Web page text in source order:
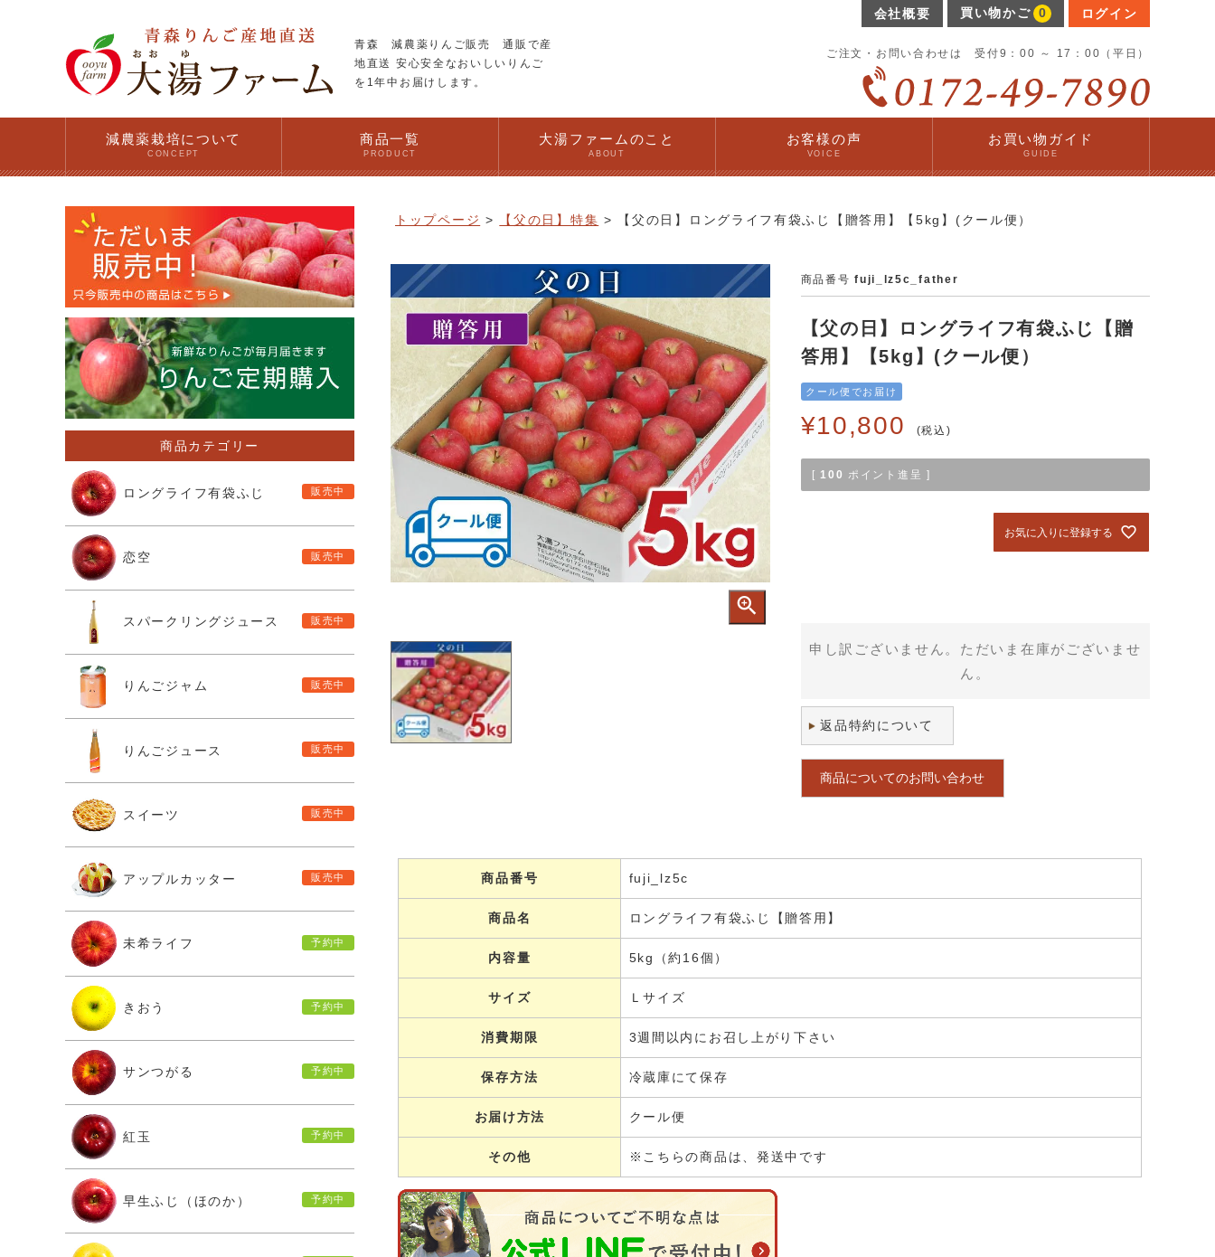
青森 減農薬りんご販売 通販で産
地直送 安心安全なおいしいりんご
を1年中お届けします。
会社概要 買い物かご 0 ログイン
ご注文・お問い合わせは 受付9：00 ～ 17：00（平日）
減農薬栽培について
CONCEPT
商品一覧
PRODUCT
大湯ファームのこと
ABOUT
お客様の声
VOICE
お買い物ガイド
GUIDE
トップページ 【父の日】特集 【父の日】ロングライフ有袋ふじ【贈答用】【5kg】(クール便）
商品番号 fuji_lz5c_father
【父の日】ロングライフ有袋ふじ【贈
答用】【5kg】(クール便）
クール便でお届け
¥10,800 税込
[ 100 ポイント進呈 ]
お気に入りに登録する
申し訳ございません。ただいま在庫がございませ
ん。
返品特約について
商品についてのお問い合わせ
商品番号 fuji_lz5c
商品名 ロングライフ有袋ふじ【贈答用】
内容量 5kg（約16個）
サイズ Ｌサイズ
消費期限 3週間以内にお召し上がり下さい
保存方法 冷蔵庫にて保存
お届け方法 クール便
その他 ※こちらの商品は、発送中です
商品カテゴリー
ロングライフ有袋ふじ
恋空
スパークリングジュース
りんごジャム
りんごジュース
スイーツ
アップルカッター
未希ライフ
きおう
サンつがる
紅玉
早生ふじ（ほのか）